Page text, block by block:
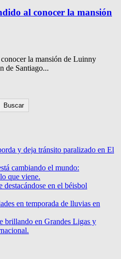
al conocer la mansión
la mansión de Luinny
de Santiago...
Buscar
y deja tránsito paralizado en El
cambiando el mundo:
que viene.
en el béisbol
en temporada de lluvias en
brillando en Grandes Ligas y